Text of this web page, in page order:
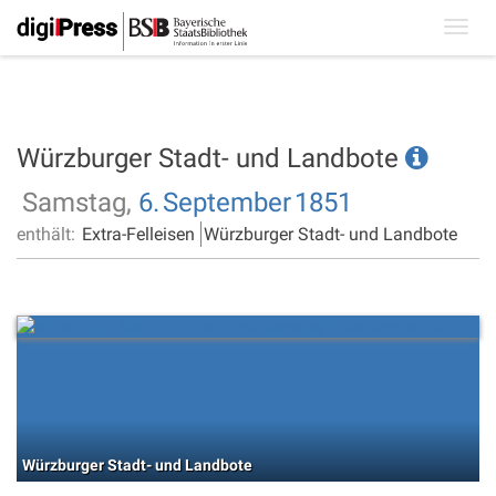
Würzburger Stadt- und Landbote
Samstag, 6.September1851
enthält: Extra-Felleisen Würzburger Stadt- und Landbote
Würzburger Stadt- und Landbote